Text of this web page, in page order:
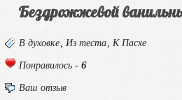
Бездрожжевой
В духовке Из теста К Пасхе
Понравилось -6
Ваш отзыв